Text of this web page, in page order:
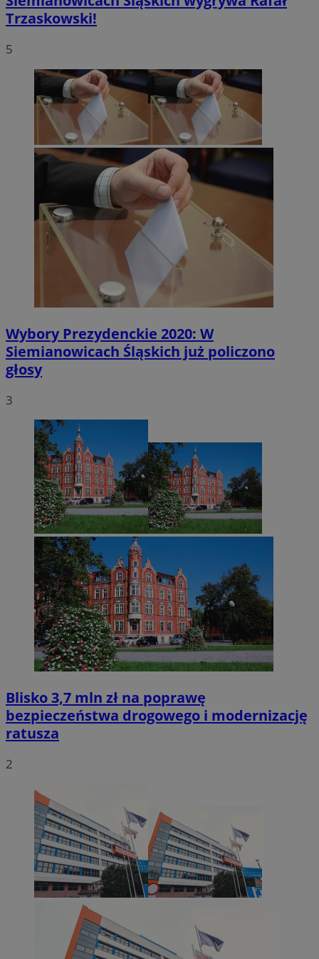
Trzaskowski!
5
Wybory Prezydenckie 2020: W
Siemianowicach Śląskich już policzono
głosy
3
Blisko 3,7 mln zł na poprawę
bezpieczeństwa drogowego i modernizację
ratusza
2